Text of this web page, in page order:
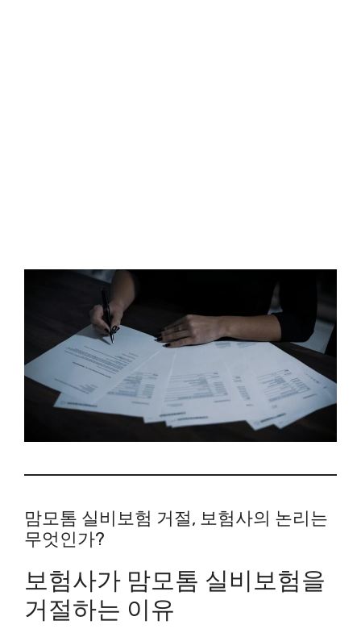
맘모톰 실비보험 거절, 보험사의 논리는
무엇인가?
보험사가 맘모톰 실비보험을
거절하는 이유